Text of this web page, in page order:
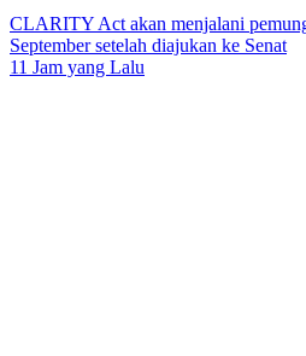
CLARITY Act akan menjalani
September setelah diajukan ke Senat
11 Jam yang Lalu